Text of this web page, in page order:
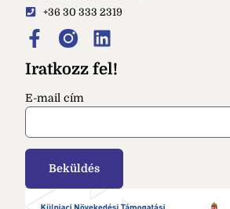
+36 30 333 2319
Iratkozz fel!
E-mail cím